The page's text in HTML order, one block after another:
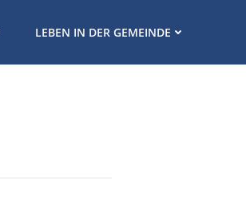
LEBEN IN DER GEMEINDE